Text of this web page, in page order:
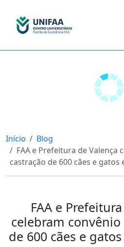
Início
Blog
FAA e Prefeitura de Valença
castração de 600 cães e gatos
FAA e
celebram convênio
de 600 cães e